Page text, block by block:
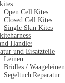
Open Cell Kites
Closed Cell Kites
Single Skin Kites
Handles
und Ersatzteile
Leinen
Bridles / Waageleinen
Segeltuch Reparatur